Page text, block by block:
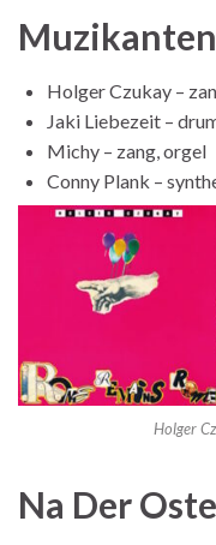
Muzikanten
Holger Czukay –
Jaki Liebezeit –
Michy – zang, orgel
Conny Plank –
Holger
Na Der